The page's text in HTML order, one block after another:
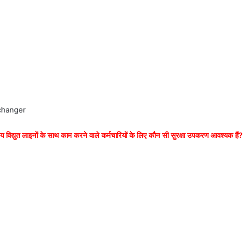
लाइनों के साथ काम करने वाले कर्मचारियों के लिए कौन सी सुरक्षा उपकरण आवश्यक हैं?